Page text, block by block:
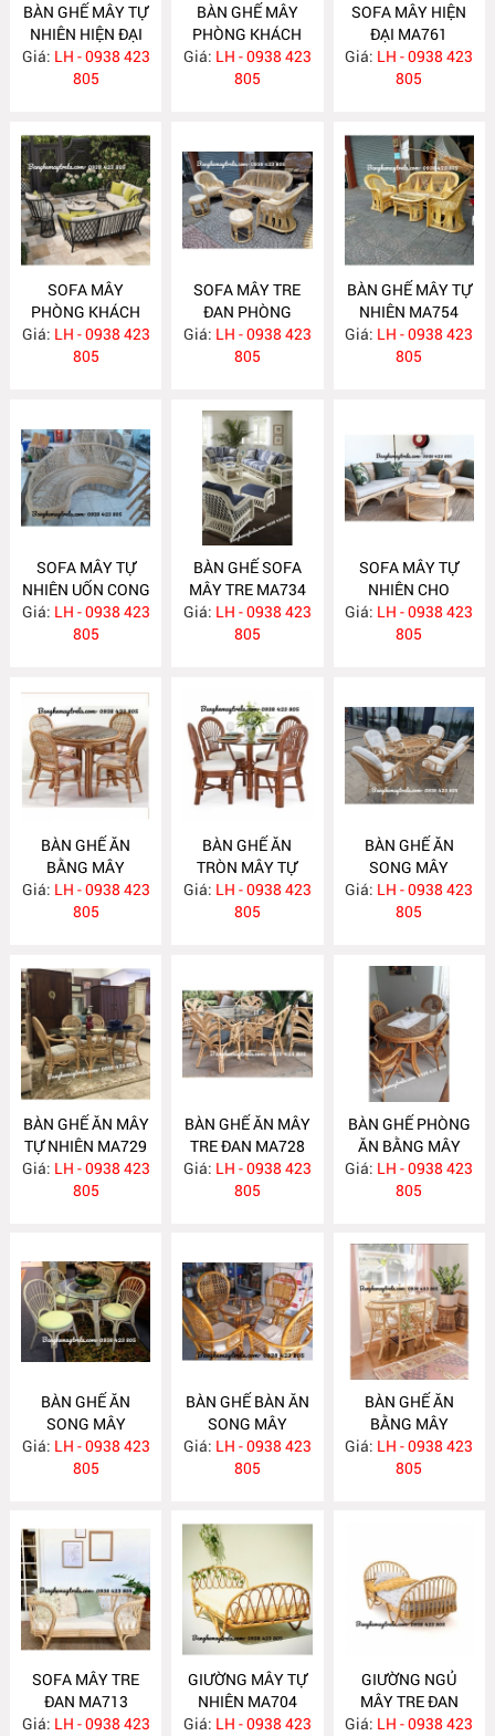
BÀN GHẾ MÂY TỰ
NHIÊN HIỆN ĐẠI
MA763
Giá: LH - 0938 423
805
BÀN GHẾ MÂY
PHÒNG KHÁCH
MA762
Giá: LH - 0938 423
805
SOFA MÂY HIỆN
ĐẠI MA761
Giá: LH - 0938 423
805
SOFA MÂY
PHÒNG KHÁCH
MA760
Giá: LH - 0938 423
805
SOFA MÂY TRE
ĐAN PHÒNG
KHÁCH MA755
Giá: LH - 0938 423
805
BÀN GHẾ MÂY TỰ
NHIÊN MA754
Giá: LH - 0938 423
805
SOFA MÂY TỰ
NHIÊN UỐN CONG
MA743
Giá: LH - 0938 423
805
BÀN GHẾ SOFA
MÂY TRE MA734
Giá: LH - 0938 423
805
SOFA MÂY TỰ
NHIÊN CHO
PHÒNG KHÁCH
MA733
Giá: LH - 0938 423
805
BÀN GHẾ ĂN
BẰNG MÂY
MA732
Giá: LH - 0938 423
805
BÀN GHẾ ĂN
TRÒN MÂY TỰ
NHIÊN MA731
Giá: LH - 0938 423
805
BÀN GHẾ ĂN
SONG MÂY
MA730
Giá: LH - 0938 423
805
BÀN GHẾ ĂN MÂY
TỰ NHIÊN MA729
Giá: LH - 0938 423
805
BÀN GHẾ ĂN MÂY
TRE ĐAN MA728
Giá: LH - 0938 423
805
BÀN GHẾ PHÒNG
ĂN BẰNG MÂY
MA727
Giá: LH - 0938 423
805
BÀN GHẾ ĂN
SONG MÂY
MA726
Giá: LH - 0938 423
805
BÀN GHẾ BÀN ĂN
SONG MÂY
MA725
Giá: LH - 0938 423
805
BÀN GHẾ ĂN
BẰNG MÂY
MA724
Giá: LH - 0938 423
805
SOFA MÂY TRE
ĐAN MA713
Giá: LH - 0938 423
GIƯỜNG MÂY TỰ
NHIÊN MA704
Giá: LH - 0938 423
GIƯỜNG NGỦ
MÂY TRE ĐAN
MA703
Giá: LH - 0938 423